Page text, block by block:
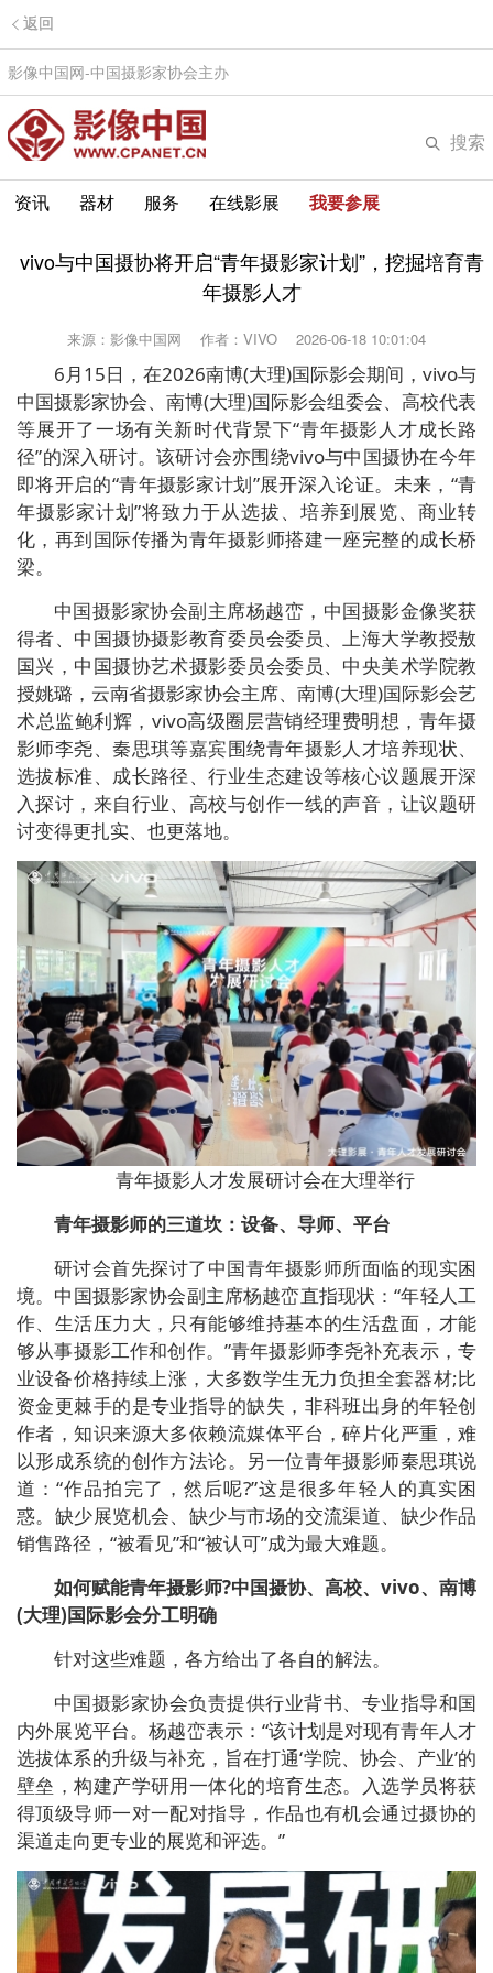
返回
影像中国网-中国摄影家协会主办
搜索
资讯 器材 服务 在线影展 我要参展
vivo与中国摄协将开启“青年摄影家计划”，挖掘培育青
年摄影人才
来源：影像中国网 作者：VIVO 2026-06-18 10:01:04
6月15日，在2026南博(大理)国际影会期间，vivo与
中国摄影家协会、南博(大理)国际影会组委会、高校代表
等展开了一场有关新时代背景下“青年摄影人才成长路
径”的深入研讨。该研讨会亦围绕vivo与中国摄协在今年
即将开启的“青年摄影家计划”展开深入论证。未来，“青
年摄影家计划”将致力于从选拔、培养到展览、商业转
化，再到国际传播为青年摄影师搭建一座完整的成长桥
梁。
中国摄影家协会副主席杨越峦，中国摄影金像奖获
得者、中国摄协摄影教育委员会委员、上海大学教授敖
国兴，中国摄协艺术摄影委员会委员、中央美术学院教
授姚璐，云南省摄影家协会主席、南博(大理)国际影会艺
术总监鲍利辉，vivo高级圈层营销经理费明想，青年摄
影师李尧、秦思琪等嘉宾围绕青年摄影人才培养现状、
选拔标准、成长路径、行业生态建设等核心议题展开深
入探讨，来自行业、高校与创作一线的声音，让议题研
讨变得更扎实、也更落地。
青年摄影人才发展研讨会在大理举行
青年摄影师的三道坎：设备、导师、平台
研讨会首先探讨了中国青年摄影师所面临的现实困
境。中国摄影家协会副主席杨越峦直指现状：“年轻人工
作、生活压力大，只有能够维持基本的生活盘面，才能
够从事摄影工作和创作。”青年摄影师李尧补充表示，专
业设备价格持续上涨，大多数学生无力负担全套器材;比
资金更棘手的是专业指导的缺失，非科班出身的年轻创
作者，知识来源大多依赖流媒体平台，碎片化严重，难
以形成系统的创作方法论。另一位青年摄影师秦思琪说
道：“作品拍完了，然后呢?”这是很多年轻人的真实困
惑。缺少展览机会、缺少与市场的交流渠道、缺少作品
销售路径，“被看见”和“被认可”成为最大难题。
如何赋能青年摄影师?中国摄协、高校、vivo、南博
(大理)国际影会分工明确
针对这些难题，各方给出了各自的解法。
中国摄影家协会负责提供行业背书、专业指导和国
内外展览平台。杨越峦表示：“该计划是对现有青年人才
选拔体系的升级与补充，旨在打通‘学院、协会、产业’的
壁垒，构建产学研用一体化的培育生态。入选学员将获
得顶级导师一对一配对指导，作品也有机会通过摄协的
渠道走向更专业的展览和评选。”